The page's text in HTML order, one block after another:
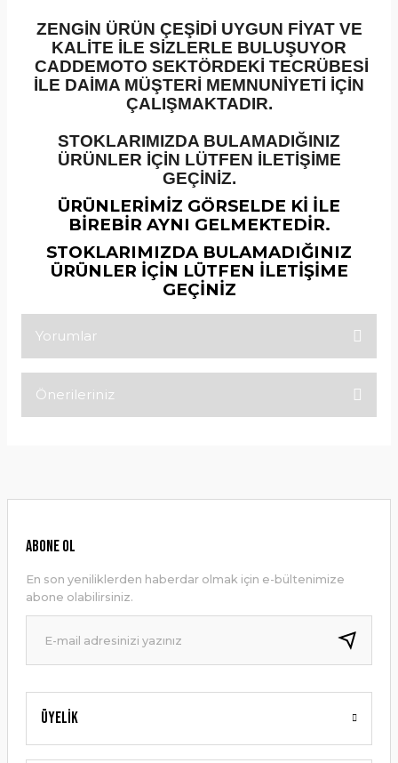
ZENGİN ÜRÜN ÇEŞİDİ UYGUN FİYAT VE
KALİTE İLE SİZLERLE BULUŞUYOR
CADDEMOTO SEKTÖRDEKİ TECRÜBESİ
İLE DAİMA MÜŞTERİ MEMNUNİYETİ İÇİN
ÇALIŞMAKTADIR.
STOKLARIMIZDA BULAMADIĞINIZ
ÜRÜNLER İÇİN LÜTFEN İLETİŞİME
GEÇİNİZ.
ÜRÜNLERİMİZ GÖRSELDE Kİ İLE
BİREBİR AYNI GELMEKTEDİR.
STOKLARIMIZDA BULAMADIĞINIZ
ÜRÜNLER İÇİN LÜTFEN İLETİŞİME
GEÇİNİZ
Yorumlar
Önerileriniz
Ürün resmi kalitesiz, bozuk veya görüntülenemiyor.
Ürün bilgilerinde hatalar bulunuyor.
Ürün fiyatı diğer sitelerden daha pahalı.
Bu ürüne benzer farklı alternatifler olmalı.
Gönder
Üyelik
ABONE OL
En son yeniliklerden haberdar olmak için e-bültenimize
abone olabilirsiniz.